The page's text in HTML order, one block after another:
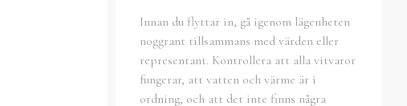
Innan du flyttar in, gå igenom lägenheten
noggrant tillsammans med värden eller
representant. Kontrollera att alla vitvaror
fungerar, att vatten och värme är i
ordning, och att det inte finns några